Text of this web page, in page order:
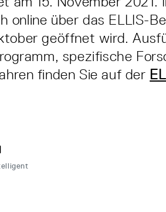
online über das ELLIS-
geöffnet wird.
spezifische
finden Sie auf der